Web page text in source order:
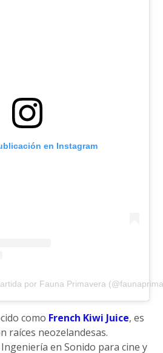
en Instagram
por Fauna Primavera
como French Kiwi Juice, es
raíces neozelandesas.
en Sonido para cine y